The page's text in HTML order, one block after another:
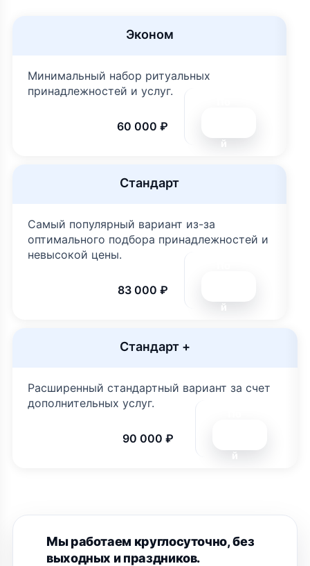
Эконом
Минимальный набор ритуальных
принадлежностей и услуг.
60 000 ₽
й
Стандарт
Самый популярный вариант из-за
оптимального подбора принадлежностей и
невысокой цены.
83 000 ₽
й
Стандарт +
Расширенный стандартный вариант за счет
дополнительных услуг.
90 000 ₽
й
Мы работаем круглосуточно, без
выходных и праздников.